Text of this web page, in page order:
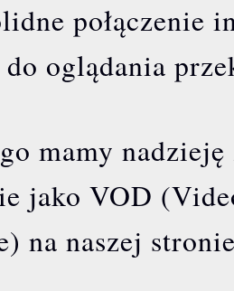
połączenie
oglądania
mamy
jako VOD
na naszej